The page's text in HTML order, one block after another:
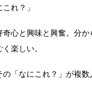
れ？」
奇心と興味と興奮。分
楽しい。
の「なにこれ？」が複